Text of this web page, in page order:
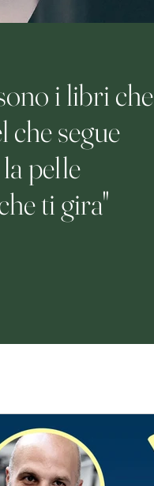
i libri che
segue
pelle
ti gira"